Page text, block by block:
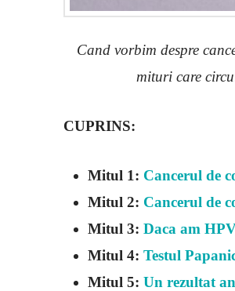
Cand vorbim despre
mituri care
CUPRINS:
Mitul 1: Cancerul de
Mitul 2: Cancerul de
Mitul 3:Daca am
Mitul 4:Testul
Mitul 5:Un rezultat